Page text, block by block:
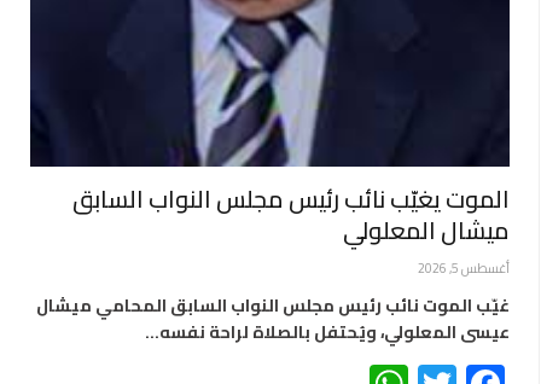
الموت يغيّب نائب رئيس مجلس النواب السابق
ميشال المعلولي
أغسطس 5, 2026
غيّب الموت نائب رئيس مجلس النواب السابق المحامي ميشال
عيسى المعلولي، ويُحتفل بالصلاة لراحة نفسه…